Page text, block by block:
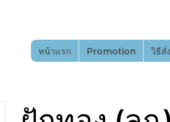
หน้าแรก Promotion วิธีสั่